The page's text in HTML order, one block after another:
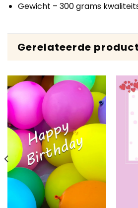
Gewicht – 300 grams
Gerelateerde